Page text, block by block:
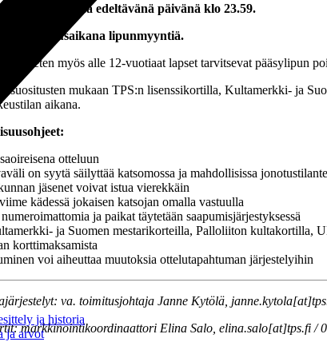
ja historia
ja arvot
päättyy ottelua edeltävänä päivänä klo 23.59.
poikkeusaikana lipunmyyntiä.
poiketen myös alle 12-vuotiaat lapset tarvitsevat pääsylipun
suositusten mukaan TPS:n lisenssikortilla, Kultamerkki- ja
aikana.
otteluun
on syytä säilyttää katsomossa ja mahdollisissa
jäsenet voivat istua vierekkäin
kädessä jokaisen katsojan omalla vastuulla
ja paikat täytetään saapumisjärjestyksessä
ja Suomen mestarikorteilla, Palloliiton kultakortilla,
korttimaksamista
voi aiheuttaa muutoksia ottelutapahtuman järjestelyihin
va. toimitusjohtaja Janne Kytölä,
markkinointikoordinaattori Elina Salo, elina.salo[at]tps.fi /